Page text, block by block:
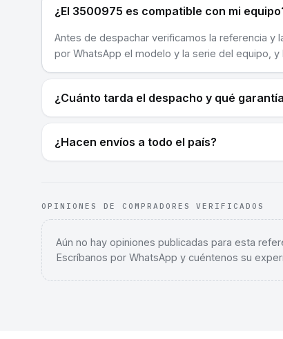
¿El 3500975 es compatible con mi
Antes de despachar verificamos la referencia y
por WhatsApp el modelo y la serie del equipo,
¿Cuánto tarda el despacho y qué
¿Hacen envíos a todo el país?
OPINIONES DE COMPRADORES VERIFICADOS
Aún no hay opiniones publicadas para esta
Escríbanos por WhatsApp y cuéntenos su